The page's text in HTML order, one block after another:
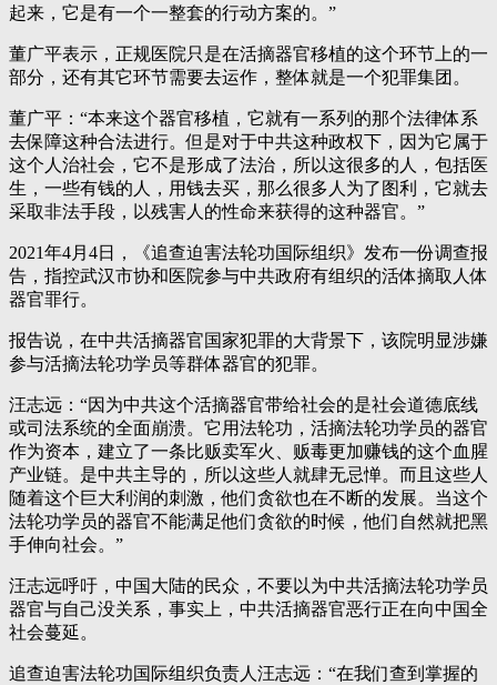
起来，它是有一个一整套的行动方案的。”
董广平表示，正规医院只是在活摘器官移植的这个环节上的一
部分，还有其它环节需要去运作，整体就是一个犯罪集团。
董广平：“本来这个器官移植，它就有一系列的那个法律体系
去保障这种合法进行。但是对于中共这种政权下，因为它属于
这个人治社会，它不是形成了法治，所以这很多的人，包括医
生，一些有钱的人，用钱去买，那么很多人为了图利，它就去
采取非法手段，以残害人的性命来获得的这种器官。”
2021年4月4日，《追查迫害法轮功国际组织》发布一份调查报
告，指控武汉市协和医院参与中共政府有组织的活体摘取人体
器官罪行。
报告说，在中共活摘器官国家犯罪的大背景下，该院明显涉嫌
参与活摘法轮功学员等群体器官的犯罪。
汪志远：“因为中共这个活摘器官带给社会的是社会道德底线
或司法系统的全面崩溃。它用法轮功，活摘法轮功学员的器官
作为资本，建立了一条比贩卖军火、贩毒更加赚钱的这个血腥
产业链。是中共主导的，所以这些人就肆无忌惮。而且这些人
随着这个巨大利润的刺激，他们贪欲也在不断的发展。当这个
法轮功学员的器官不能满足他们贪欲的时候，他们自然就把黑
手伸向社会。”
汪志远呼吁，中国大陆的民众，不要以为中共活摘法轮功学员
器官与自己没关系，事实上，中共活摘器官恶行正在向中国全
社会蔓延。
追查迫害法轮功国际组织负责人汪志远：“在我们查到掌握的